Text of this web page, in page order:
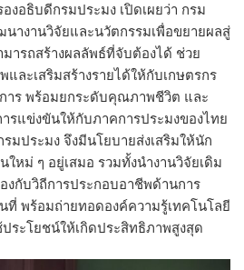
งอธิบดีกรมประมง เปิดเผยว่า กรม
างานวิจัยและนวัตกรรมเพื่อขยายผลสู่
มารถสร้างผลลัพธ์ที่จับต้องได้ ช่วย
ละเสริมสร้างรายได้ให้กับเกษตรกร
าร พร้อมยกระดับคุณภาพชีวิต และ
รแข่งขันให้กับภาคการประมงของไทย
ประมง จึงมีนโยบายส่งเสริมให้นัก
ใหม่ ๆ อยู่เสมอ รวมทั้งนำงานวิจัยเดิม
งกับวิถีการประกอบอาชีพด้านการ
พร้อมถ่ายทอดองค์ความรู้เทคโนโลยี
ระโยชน์ให้เกิดประสิทธิภาพสูงสุด